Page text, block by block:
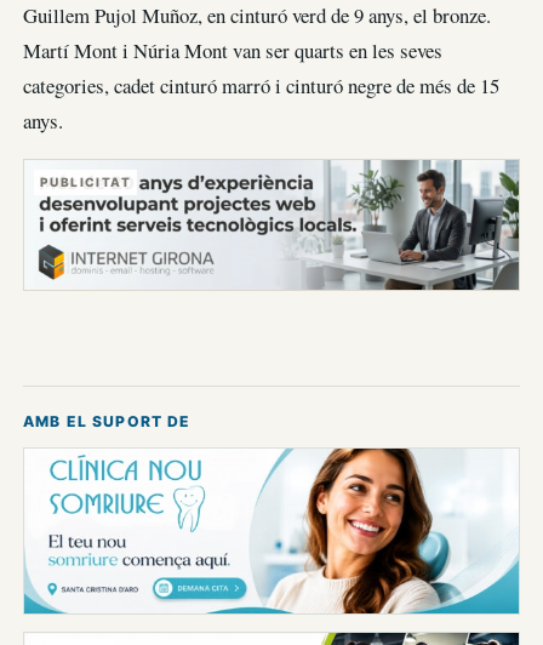
Guillem Pujol Muñoz, en cinturó verd de 9 anys, el bronze.
Martí Mont i Núria Mont van ser quarts en les seves
categories, cadet cinturó marró i cinturó negre de més de 15
anys.
PUBLICITAT
AMB EL SUPORT DE